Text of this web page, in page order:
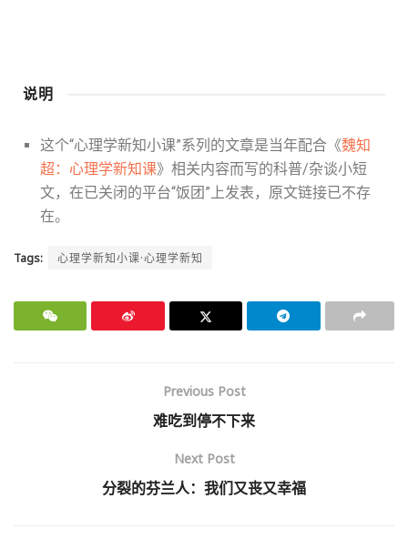
说明
这个“心理学新知小课”系列的文章是当年配合《魏知
超：心理学新知课》相关内容而写的科普/杂谈小短
文，在已关闭的平台“饭团”上发表，原文链接已不存
在。
Tags: 心理学新知小课·心理学新知
Previous Post
难吃到停不下来
Next Post
分裂的芬兰人：我们又丧又幸福